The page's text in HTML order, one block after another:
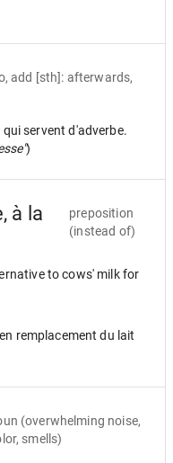
add [sth]: afterwards,
servent d'adverbe.
)
à la
preposition
(instead of)
to cows' milk for
remplacement du lait
(overwhelming noise,
smells)